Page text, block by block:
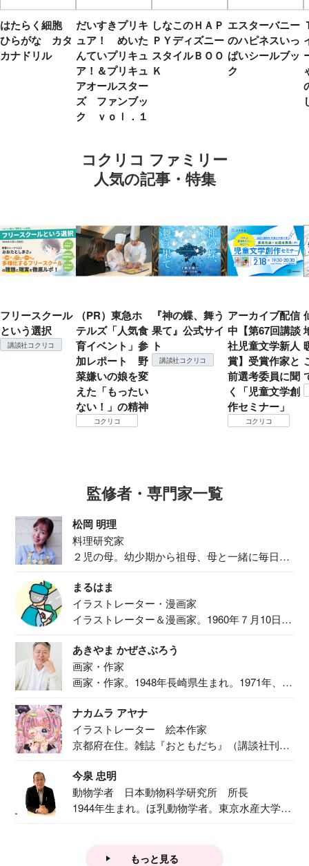
はたらく細胞
ひらがな カタ
カナドリル
だいすきプリキ
ュア！ めいた
んていプリキュ
ア！＆プリキュ
アオールスター
ズ ファンブッ
ク ｖｏｌ．１
しなこのＨＡＰ
ＰＹディズニー
スタイルＢＯＯ
Ｋ
エスターバニー
のハピネスいっ
ぱいシールブッ
ク
コクリコ ファミリー
人気の記事・特集
フリースクール
という選択
講談社コクリコ
（PR）東急ホ
テルズ「人気食
育イベント」参
加レポート 野
菜嫌いの娘を変
えた「もったい
ない！」の精神
コクリコ
『神の蝶、舞う
果て』公式サイ
ト
講談社コクリコ
アーカイブ配信
中【第67回講談
社児童文学新人
賞】受賞作家と
前選考委員に聞
く「児童文学創
作セミナー」
コクリコ
監修者・専門家一覧
松岡 明理
料理研究家
２児の母。幼少期から祖母、母と一緒に毎日の
まるはま
イラストレーター・漫画家
イラストレーター＆漫画家。1960年７月10日生
あきやま かぜさぶろう
画家・作家
画家・作家。1948年長崎県生まれ。1971年、
ナカムラ アヤナ
イラストレーター 絵本作家
京都府在住。雑誌『おともだち』（講談社刊）
今泉 忠明
動物学者 日本動物科学研究所 所長
1944年生まれ。ほ乳動物学者。東京水産大学卒
もっと見る